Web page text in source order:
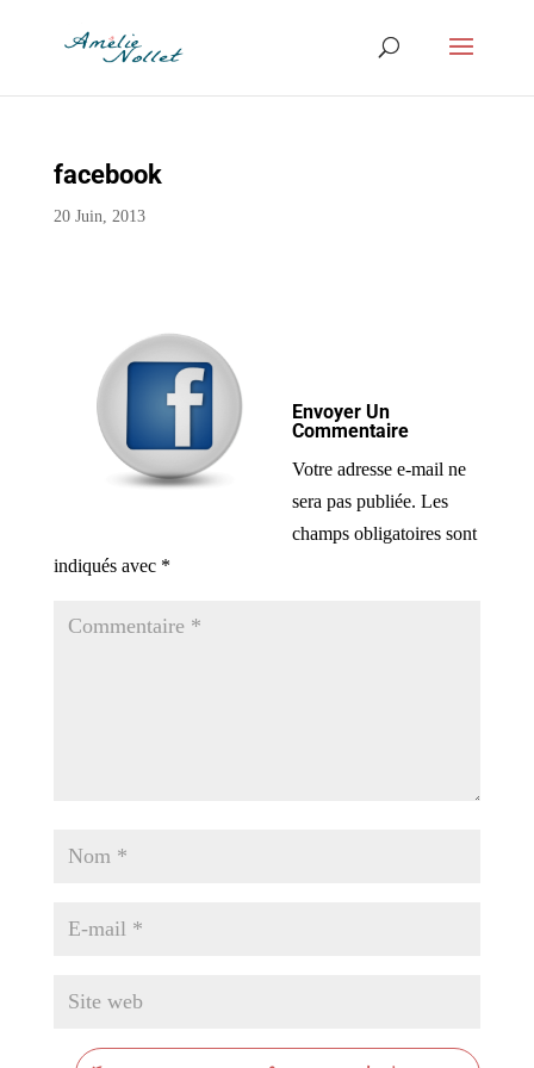
facebook
20 Juin, 2013
Envoyer Un
Commentaire
Votre adresse e-mail ne
sera pas publiée. Les
champs obligatoires sont
indiqués avec *